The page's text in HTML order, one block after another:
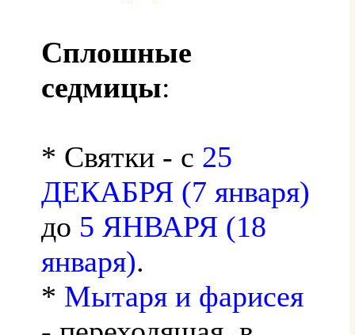
Сплошные
седмицы:
* Святки - с 25
ДЕКАБРЯ (7 января)
до 5 ЯНВАРЯ (18
января).
* Мытаря и фарисея